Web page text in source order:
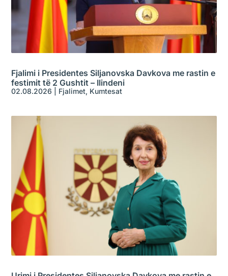
Fjalimi i Presidentes Siljanovska Davkova me rastin e
festimit të 2 Gushtit – Ilindeni
02.08.2026 Fjalimet, Kumtesat